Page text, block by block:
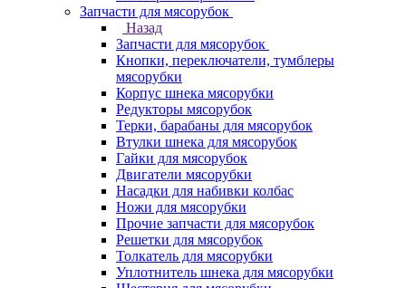
Запчасти для мясорубок
Назад
Запчасти для мясорубок
Кнопки, переключатели, тумблеры
мясорубки
Корпус шнека мясорубки
Редукторы мясорубок
Терки, барабаны для мясорубок
Втулки шнека для мясорубок
Гайки для мясорубок
Двигатели мясорубки
Насадки для набивки колбас
Ножи для мясорубки
Прочие запчасти для мясорубок
Решетки для мясорубок
Толкатель для мясорубки
Уплотнитель шнека для мясорубки